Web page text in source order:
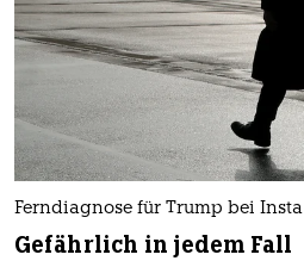
Ferndiagnose für Trump bei Insta
Gefährlich in jedem Fall